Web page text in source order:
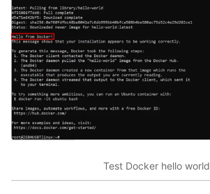
Test Docker hello world